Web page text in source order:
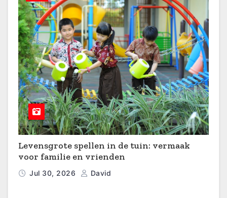
Levensgrote spellen in de tuin: vermaak
voor familie en vrienden
Jul 30, 2026 David